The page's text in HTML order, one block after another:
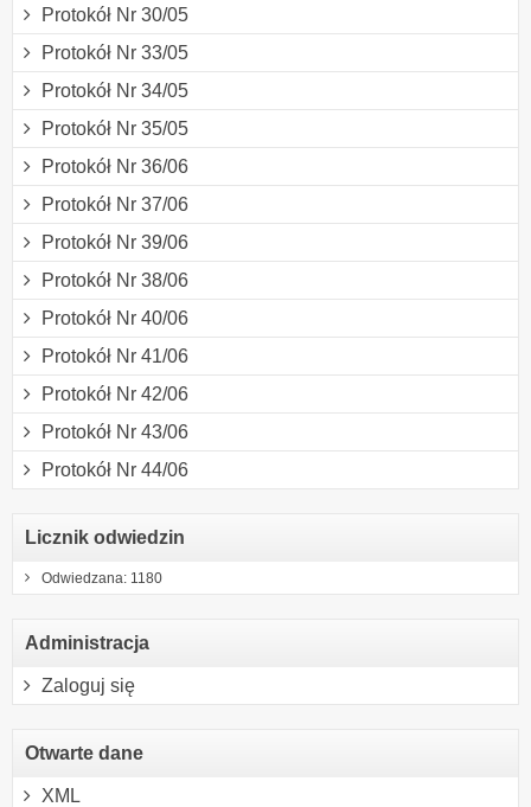
Protokół Nr 30/05
Protokół Nr 33/05
Protokół Nr 34/05
Protokół Nr 35/05
Protokół Nr 36/06
Protokół Nr 37/06
Protokół Nr 39/06
Protokół Nr 38/06
Protokół Nr 40/06
Protokół Nr 41/06
Protokół Nr 42/06
Protokół Nr 43/06
Protokół Nr 44/06
Licznik odwiedzin
Odwiedzana: 1180
Administracja
Zaloguj się
Otwarte dane
XML